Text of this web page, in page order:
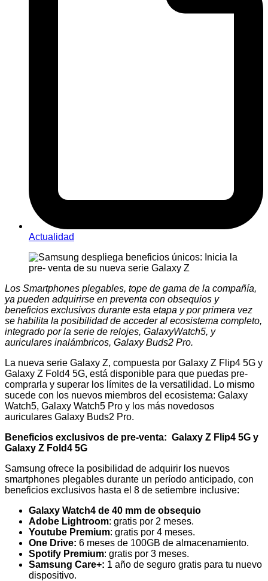
Actualidad
Los Smartphones plegables, tope de gama de la compañía,
ya pueden adquirirse en preventa con obsequios y
beneficios exclusivos durante esta etapa y por primera vez
se habilita la posibilidad de acceder al ecosistema completo,
integrado por la serie de relojes, GalaxyWatch5, y
auriculares inalámbricos, Galaxy Buds2 Pro.
La nueva serie Galaxy Z, compuesta por Galaxy Z Flip4 5G y
Galaxy Z Fold4 5G, está disponible para que puedas pre-
comprarla y superar los límites de la versatilidad. Lo mismo
sucede con los nuevos miembros del ecosistema: Galaxy
Watch5, Galaxy Watch5 Pro y los más novedosos
auriculares Galaxy Buds2 Pro.
Beneficios exclusivos de pre-venta: Galaxy Z Flip4 5G y
Galaxy Z Fold4 5G
Samsung ofrece la posibilidad de adquirir los nuevos
smartphones plegables durante un período anticipado, con
beneficios exclusivos hasta el 8 de setiembre inclusive:
Galaxy Watch4 de 40 mm de obsequio
Adobe Lightroom: gratis por 2 meses.
Youtube Premium: gratis por 4 meses.
One Drive: 6 meses de 100GB de almacenamiento.
Spotify Premium: gratis por 3 meses.
Samsung Care+: 1 año de seguro gratis para tu nuevo
dispositivo.